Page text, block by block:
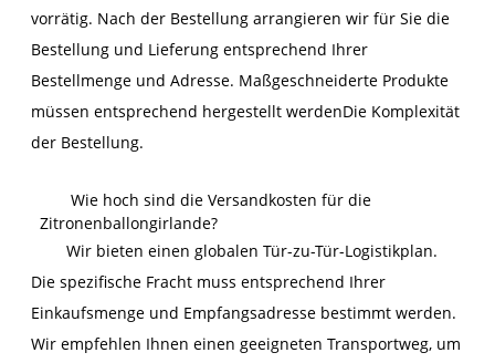
vorrätig. Nach der Bestellung arrangieren wir für Sie die
Bestellung und Lieferung entsprechend Ihrer
Bestellmenge und Adresse. Maßgeschneiderte Produkte
müssen entsprechend hergestellt werdenDie Komplexität
der Bestellung.
Wie hoch sind die Versandkosten für die
Zitronenballongirlande?
Wir bieten einen globalen Tür-zu-Tür-Logistikplan.
Die spezifische Fracht muss entsprechend Ihrer
Einkaufsmenge und Empfangsadresse bestimmt werden.
Wir empfehlen Ihnen einen geeigneten Transportweg, um